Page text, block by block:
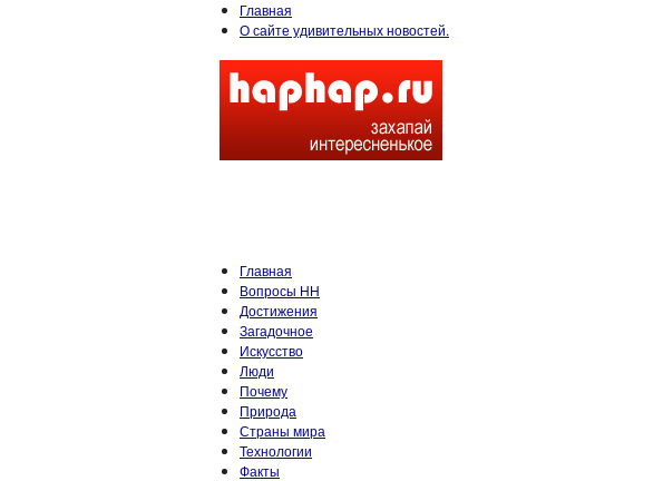
Главная
О сайте удивительных новостей.
Главная
Вопросы HH
Достижения
Загадочное
Искусство
Люди
Почему
Природа
Страны мира
Технологии
Факты